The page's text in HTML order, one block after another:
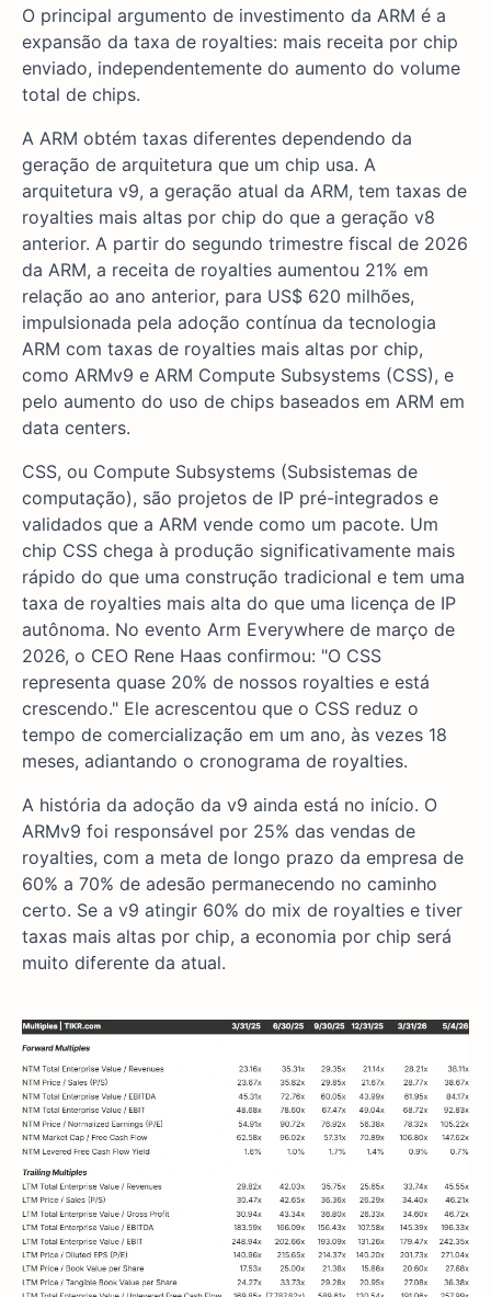
O principal argumento de investimento da ARM é a
expansão da taxa de royalties: mais receita por chip
enviado, independentemente do aumento do volume
total de chips.
A ARM obtém taxas diferentes dependendo da
geração de arquitetura que um chip usa. A
arquitetura v9, a geração atual da ARM, tem taxas de
royalties mais altas por chip do que a geração v8
anterior. A partir do segundo trimestre fiscal de 2026
da ARM, a receita de royalties aumentou 21% em
relação ao ano anterior, para US$ 620 milhões,
impulsionada pela adoção contínua da tecnologia
ARM com taxas de royalties mais altas por chip,
como ARMv9 e ARM Compute Subsystems (CSS), e
pelo aumento do uso de chips baseados em ARM em
data centers.
CSS, ou Compute Subsystems (Subsistemas de
computação), são projetos de IP pré-integrados e
validados que a ARM vende como um pacote. Um
chip CSS chega à produção significativamente mais
rápido do que uma construção tradicional e tem uma
taxa de royalties mais alta do que uma licença de IP
autônoma. No evento Arm Everywhere de março de
2026, o CEO Rene Haas confirmou: "O CSS
representa quase 20% de nossos royalties e está
crescendo." Ele acrescentou que o CSS reduz o
tempo de comercialização em um ano, às vezes 18
meses, adiantando o cronograma de royalties.
A história da adoção da v9 ainda está no início. O
ARMv9 foi responsável por 25% das vendas de
royalties, com a meta de longo prazo da empresa de
60% a 70% de adesão permanecendo no caminho
certo. Se a v9 atingir 60% do mix de royalties e tiver
taxas mais altas por chip, a economia por chip será
muito diferente da atual.